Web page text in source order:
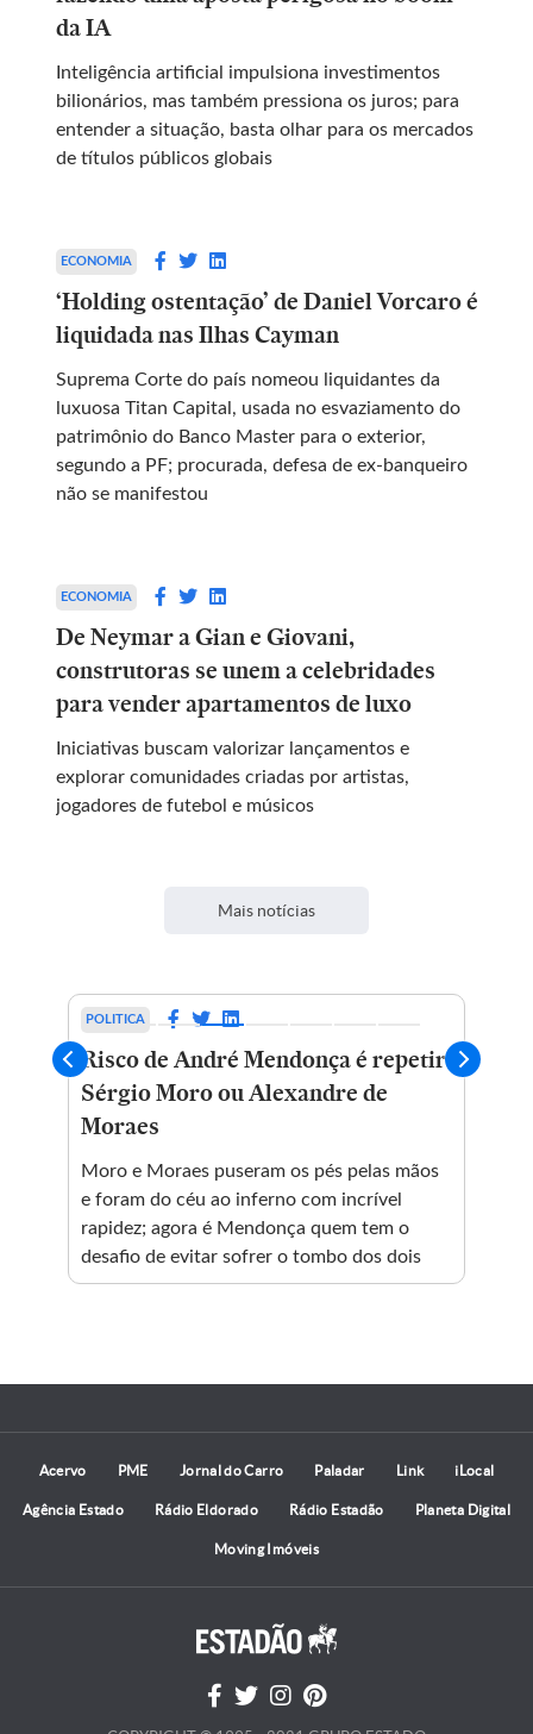
da IA
Inteligência artificial impulsiona investimentos
bilionários, mas também pressiona os juros; para
entender a situação, basta olhar para os mercados
de títulos públicos globais
ECONOMIA
‘Holding ostentação’ de Daniel Vorcaro é
liquidada nas Ilhas Cayman
Suprema Corte do país nomeou liquidantes da
luxuosa Titan Capital, usada no esvaziamento do
patrimônio do Banco Master para o exterior,
segundo a PF; procurada, defesa de ex-banqueiro
não se manifestou
ECONOMIA
De Neymar a Gian e Giovani,
construtoras se unem a celebridades
para vender apartamentos de luxo
Iniciativas buscam valorizar lançamentos e
explorar comunidades criadas por artistas,
jogadores de futebol e músicos
Mais notícias
POLITICA
Risco de André Mendonça é repetir
Sérgio Moro ou Alexandre de
Moraes
Moro e Moraes puseram os pés pelas mãos
e foram do céu ao inferno com incrível
rapidez; agora é Mendonça quem tem o
desafio de evitar sofrer o tombo dos dois
Acervo PME Jornal do Carro Paladar Link iLocal
Agência Estado Rádio Eldorado Rádio Estadão Planeta Digital
Moving Imóveis